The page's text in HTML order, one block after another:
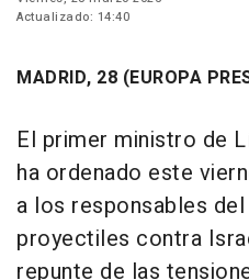
Actualizado: 14:40
MADRID, 28 (EUROPA
El primer ministro de
ha ordenado este
a los responsables
proyectiles contra
repunte de las